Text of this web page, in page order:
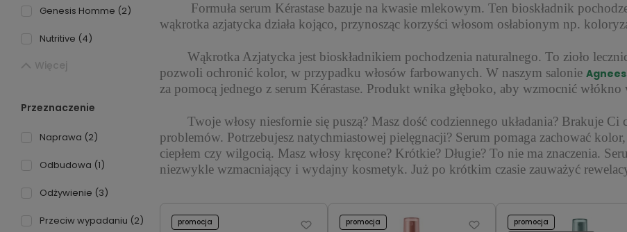
Genesis Homme (2)
Nutritive (4)
Więcej
Przeznaczenie
Naprawa (2)
Odbudowa (1)
Odżywienie (3)
Przeciw wypadaniu (2)
Formuła serum Kérastase bazuje na kwasie mlekowym. Ten bioskładnik
wąkrotka azjatycka działa kojąco, przynosząc korzyści włosom osłabionym np.
Wąkrotka Azjatycka jest bioskładnikiem pochodzenia naturalnego. To zioło
pozwoli ochronić kolor, w przypadku włosów farbowanych. W naszym salonie
za pomocą jednego z serum Kérastase. Produkt wnika głęboko, aby wzmocnić włókno
Twoje włosy niesfornie się puszą? Masz dość codziennego układania? Brakuje Ci
problemów. Potrzebujesz natychmiastowej pielęgnacji? Serum pomaga zachować
ciepłem czy wilgocią. Masz włosy kręcone? Krótkie? Długie? To nie ma znaczenia.
niezwykle wzmacniający i wydajny kosmetyk. Już po krótkim czasie zauważyć
promocja promocja
promocja